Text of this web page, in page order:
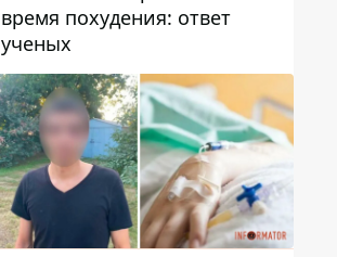
время похудения: ответ
ученых